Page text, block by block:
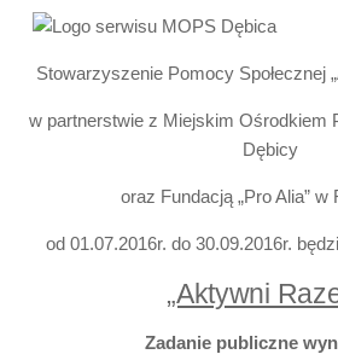
Stowarzyszenie Pomocy Społecznej
w partnerstwie z Miejskim Ośrodkiem
Dębicy
oraz Fundacją „Pro Alia” w
od 01.07.2016r. do 30.09.2016r.
„Aktywni
Zadanie publiczne